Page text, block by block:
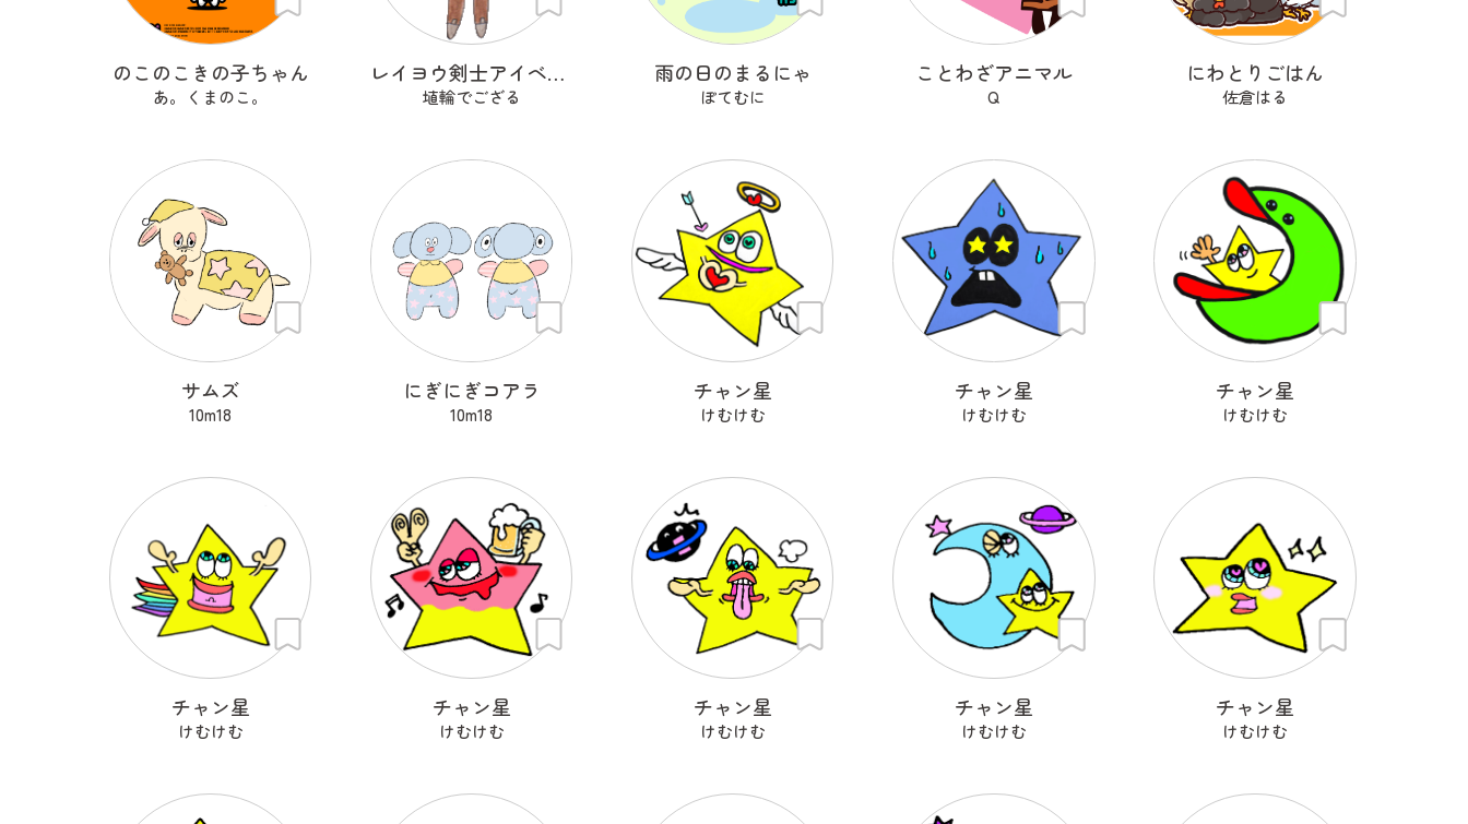
のこのこきの子ちゃん
あ。くまのこ。
レイヨウ剣士アイベクサー
埴輪でござる
雨の日のまるにゃ
ぽてむに
ことわざアニマル
Q
にわとりごはん
佐倉はる
サムズ
10m18
にぎにぎコアラ
10m18
チャン星
けむけむ
チャン星
けむけむ
チャン星
けむけむ
チャン星
けむけむ
チャン星
けむけむ
チャン星
けむけむ
チャン星
けむけむ
チャン星
けむけむ